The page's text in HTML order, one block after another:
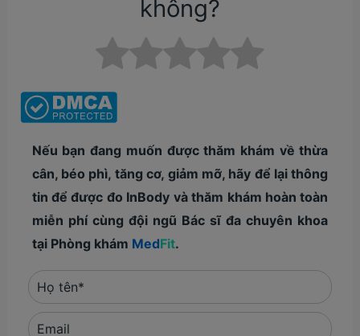
không?
Nếu bạn đang muốn được thăm khám về thừa
cân, béo phì, tăng cơ, giảm mỡ, hãy để lại thông
tin để được đo InBody và thăm khám hoàn toàn
miễn phí cùng đội ngũ Bác sĩ đa chuyên khoa
tại Phòng khám MedFit.